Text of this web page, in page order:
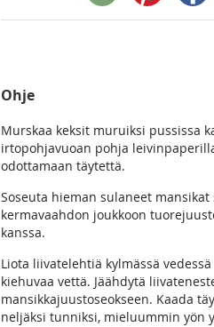
Ohje
Murskaa keksit muruiksi pussissa
irtopohjavuoan pohja
odottamaan täytettä.
Soseuta hieman sulaneet
kermavaahdon joukkoon
kanssa.
Liota liivatelehtiä kylmässä
kiehuvaa vettä. Jäähdytä
mansikkajuustoseokseen. Kaada
neljäksi tunniksi, mieluummin yön